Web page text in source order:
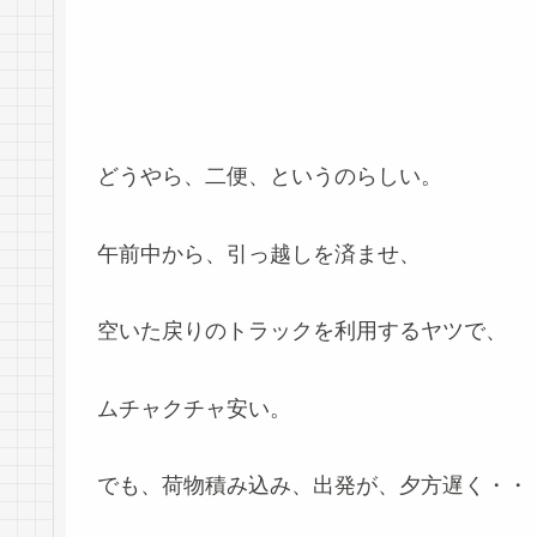
どうやら、二便、というのらしい。
午前中から、引っ越しを済ませ、
空いた戻りのトラックを利用するヤツで、
ムチャクチャ安い。
でも、荷物積み込み、出発が、夕方遅く・・